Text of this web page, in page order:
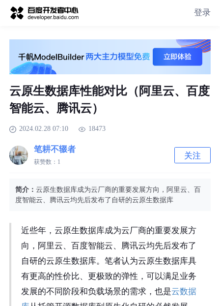
登录
云原生数据库性能对比（阿里云、百度
智能云、腾讯云）
2024.02.28 07:10 18473
笔耕不辍者
获赞数： 1
关注
简介：云原生数据库成为云厂商的重要发展方向，阿里云、百
度智能云、腾讯云均先后发布了自研的云原生数据库
近些年，云原生数据库成为云厂商的重要发展方
向，阿里云、百度智能云、腾讯云均先后发布了
自研的云原生数据库。笔者认为云原生数据库具
有更高的性价比、更极致的弹性，可以满足业务
发展的不同阶段和负载场景的需求，也是云数据